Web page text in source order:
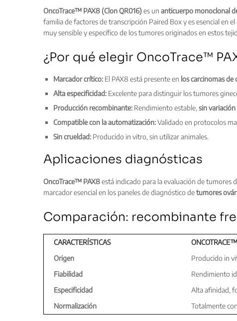
OncoTrace™ PAX8 (Clon QR016)es un anticuerpo monoclonal
familia de factores de transcripción Paired Box y es esencial en
muy sensible y específico de los tumores originados en estos
¿Por qué elegir OncoTrace™
Marcador crítico: El PAX8 está presente en los carcinomas de
Alta especificidad: Excelente para distinguir los tumores
Producción recombinante: Rendimiento estable,sin
Compatible con la automatización:Validado en protocolos
Sin crueldad: Producido in vitro, sin utilizar animales.
Aplicaciones diagnósticas
OncoTrace™ PAX8está indicado para la evaluación de tumores
marcador esencial en los paneles de diagnóstico detumores
Comparación: recombinante
CARACTERÍSTICAS
Origen
Producido in
Fiabilidad
Rendimiento
Especificidad
Alta afinidad,
Normalización
Totalmente